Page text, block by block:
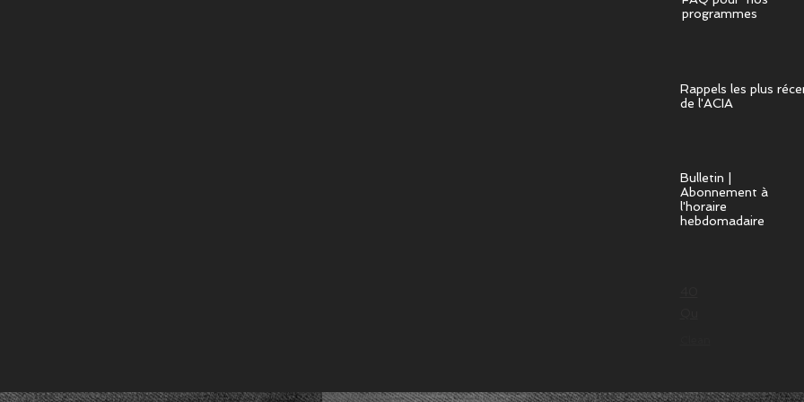
programmes
Rappels les plus
de l'ACIA
Bulletin |
Abonnement à
l'horaire
hebdomadaire